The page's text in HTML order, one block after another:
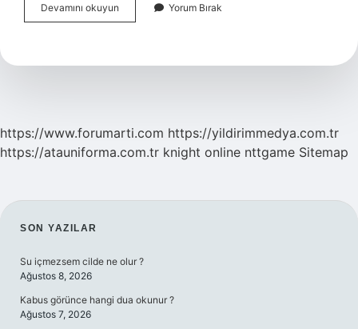
Devamını okuyun Bireyselleştirilmiş
Eğitim
Nelerdir
Yorum Bırak
https://www.forumarti.com https://yildirimmedya.com.tr
https://atauniforma.com.tr knight online nttgame Sitemap
SIDEBAR
SON YAZILAR
Su içmezsem cilde ne olur ?
Ağustos 8, 2026
Kabus görünce hangi dua okunur ?
Ağustos 7, 2026